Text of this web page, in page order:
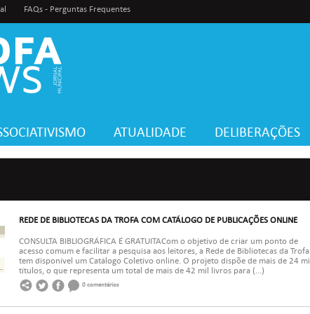
FAQs - Perguntas Frequentes
ATUALIDADE DELIBERAÇÕES
REDE DE BIBLIOTECAS DA TROFA COM CATÁLOGO DE PUBLICAÇÕES ONLINE
CONSULTA BIBLIOGRÁFICA É GRATUITACom o objetivo de criar um ponto de
acesso comum e facilitar a pesquisa aos leitores, a Rede de Bibliotecas da Trofa
tem disponível um Catálogo Coletivo online. O projeto dispõe de mais de 24 mil
títulos, o que representa um total de mais de 42 mil livros para (...)
0 comentários